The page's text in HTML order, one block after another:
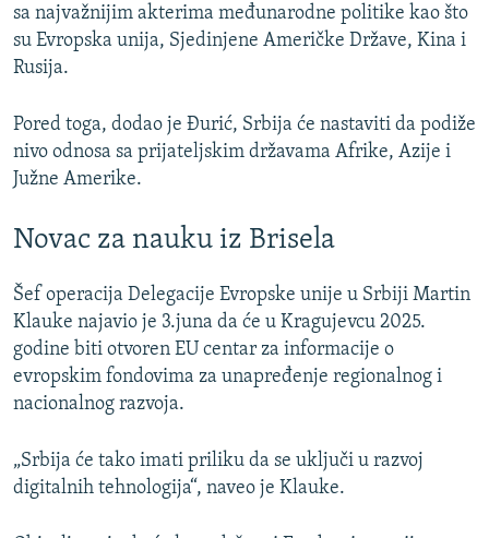
sa najvažnijim akterima međunarodne politike kao što
su Evropska unija, Sjedinjene Američke Države, Kina i
Rusija.
Pored toga, dodao je Đurić, Srbija će nastaviti da podiže
nivo odnosa sa prijateljskim državama Afrike, Azije i
Južne Amerike.
Novac za nauku iz Brisela
Šef operacija Delegacije Evropske unije u Srbiji Martin
Klauke najavio je 3.juna da će u Kragujevcu 2025.
godine biti otvoren EU centar za informacije o
evropskim fondovima za unapređenje regionalnog i
nacionalnog razvoja.
„Srbija će tako imati priliku da se uključi u razvoj
digitalnih tehnologija“, naveo je Klauke.